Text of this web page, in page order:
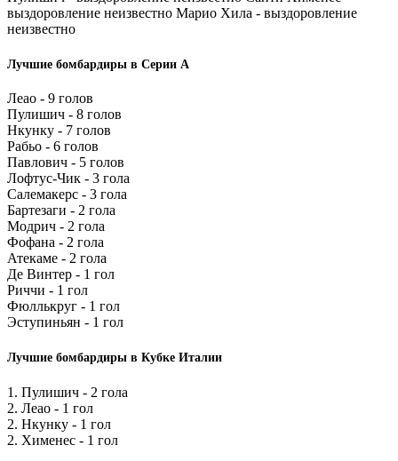
выздоровление неизвестно Марио Хила - выздоровление
неизвестно
Лучшие бомбардиры в Серии А
Леао - 9 голов
Пулишич - 8 голов
Нкунку - 7 голов
Рабьо - 6 голов
Павлович - 5 голов
Лофтус-Чик - 3 гола
Салемакерс - 3 гола
Бартезаги - 2 гола
Модрич - 2 гола
Фофана - 2 гола
Атекаме - 2 гола
Де Винтер - 1 гол
Риччи - 1 гол
Фюллькруг - 1 гол
Эступиньян - 1 гол
Лучшие бомбардиры в Кубке Италии
1. Пулишич - 2 гола
2. Леао - 1 гол
2. Нкунку - 1 гол
2. Хименес - 1 гол